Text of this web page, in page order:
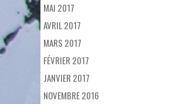
MAI 2017
AVRIL 2017
MARS 2017
FÉVRIER 2017
JANVIER 2017
NOVEMBRE 2016